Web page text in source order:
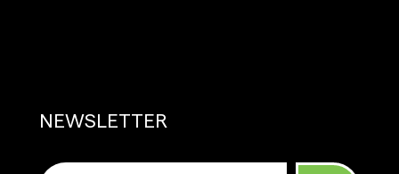
NEWSLETTER